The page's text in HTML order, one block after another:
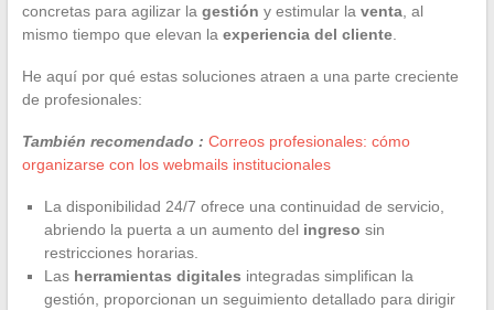
concretas para agilizar la gestión y estimular la venta, al
mismo tiempo que elevan la experiencia del cliente.
He aquí por qué estas soluciones atraen a una parte creciente
de profesionales:
También recomendado : Correos profesionales: cómo
organizarse con los webmails institucionales
La disponibilidad 24/7 ofrece una continuidad de servicio,
abriendo la puerta a un aumento del ingreso sin
restricciones horarias.
Las herramientas digitales integradas simplifican la
gestión, proporcionan un seguimiento detallado para dirigir